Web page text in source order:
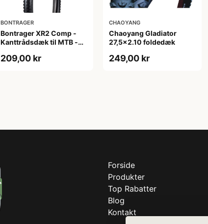
BONTRAGER
Bontrager XR2 Comp -
Kanttrådsdæk til MTB -
209,00 kr
CHAOYANG
Chaoyang Gladiator
27,5x2.10 foldedæk
249,00 kr
Forside
Produkter
Top Rabatter
Blog
Kontakt